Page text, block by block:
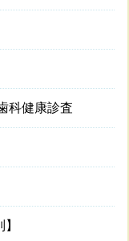
科健康診査